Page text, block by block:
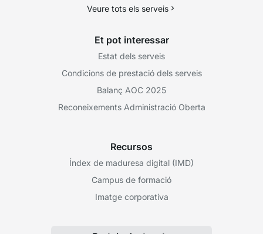
Veure tots els serveis
Et pot interessar
Estat dels serveis
Condicions de prestació dels serveis
Balanç AOC 2025
Reconeixements Administració Oberta
Recursos
Índex de maduresa digital (IMD)
Campus de formació
Imatge corporativa